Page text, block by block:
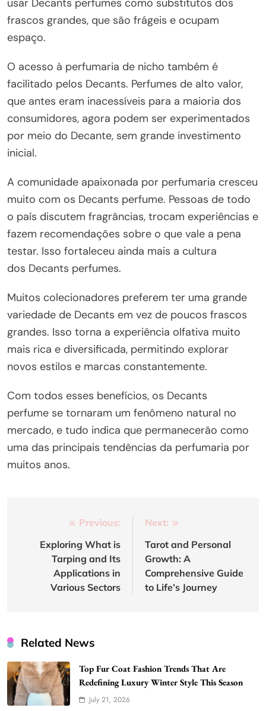
usar Decants perfumes como substitutos dos
frascos grandes, que são frágeis e ocupam
espaço.
O acesso à perfumaria de nicho também é
facilitado pelos Decants. Perfumes de alto valor,
que antes eram inacessíveis para a maioria dos
consumidores, agora podem ser experimentados
por meio do Decante, sem grande investimento
inicial.
A comunidade apaixonada por perfumaria cresceu
muito com os Decants perfume. Pessoas de todo
o país discutem fragrâncias, trocam experiências e
fazem recomendações sobre o que vale a pena
testar. Isso fortaleceu ainda mais a cultura
dos Decants perfumes.
Muitos colecionadores preferem ter uma grande
variedade de Decants em vez de poucos frascos
grandes. Isso torna a experiência olfativa muito
mais rica e diversificada, permitindo explorar
novos estilos e marcas constantemente.
Com todos esses benefícios, os Decants
perfume se tornaram um fenômeno natural no
mercado, e tudo indica que permanecerão como
uma das principais tendências da perfumaria por
muitos anos.
navigation
Previous:
Exploring What is
Tarping and Its
Applications in
Various Sectors
Next:
Tarot and Personal
Growth: A
Comprehensive Guide
to Life’s Journey
Related News
Top Fur Coat Fashion Trends That Are
Redefining Luxury Winter Style This Season
July 21, 2026